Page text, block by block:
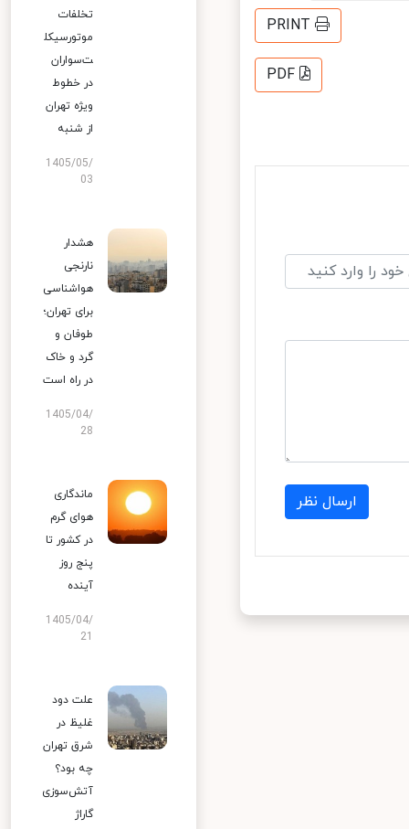
PRINT
PDF
ارسال نظر
تخلفات
موتورسیکل
ت‌سواران
در خطوط
ویژه تهران
از شنبه
1405/05/
03
هشدار
نارنجی
هواشناسی
برای تهران؛
طوفان و
گرد و خاک
در راه است
1405/04/
28
ماندگاری
هوای گرم
در کشور تا
پنج روز
آینده
1405/04/
علت دود
غلیظ در
شرق تهران
چه بود؟
آتش‌سوزی
گاراژ